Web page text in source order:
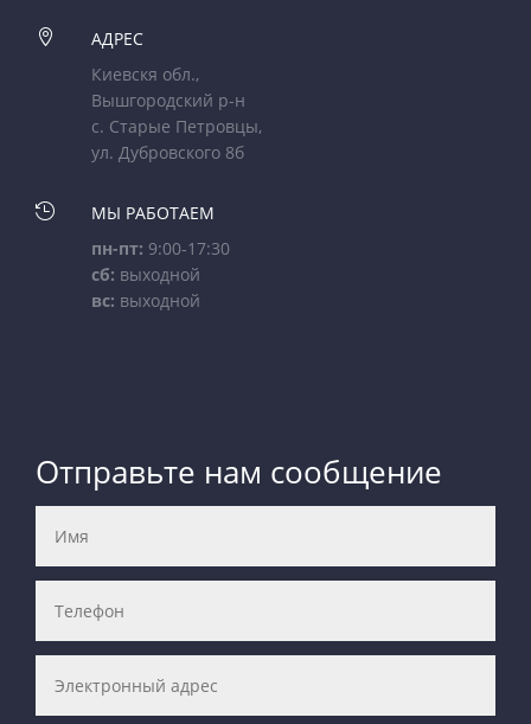

АДРЕС
Киевскя обл.,
Вышгородский р-н
с. Старые Петровцы,
ул. Дубровского 8б

МЫ РАБОТАЕМ
пн-пт: 9:00-17:30
сб: выходной
вс: выходной
Отправьте нам сообщение